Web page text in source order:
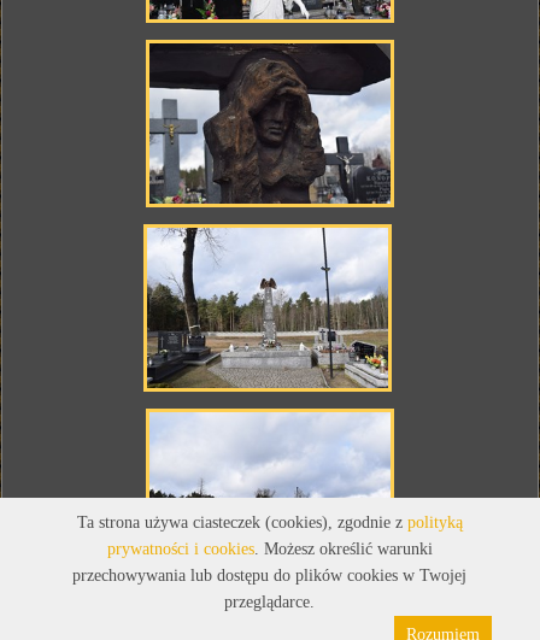
Ta strona używa ciasteczek (cookies), zgodnie z polityką
prywatności i cookies. Możesz określić warunki
przechowywania lub dostępu do plików cookies w Twojej
przeglądarce.
Rozumiem